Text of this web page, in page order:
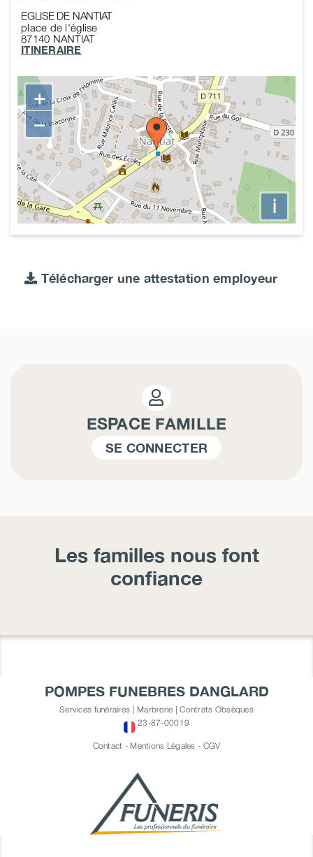
EGLISE DE NANTIAT
place de l'église
87140 NANTIAT
ITINERAIRE
+
−
i
Télécharger une attestation employeur
ESPACE FAMILLE
SE CONNECTER
Les familles nous font
confiance
POMPES FUNEBRES DANGLARD
Services funéraires | Marbrerie | Contrats Obsèques
23-87-00019
Contact -Mentions Légales - CGV